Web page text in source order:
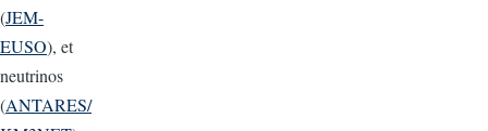
(JEM-
EUSO), et
neutrinos
(ANTARES/